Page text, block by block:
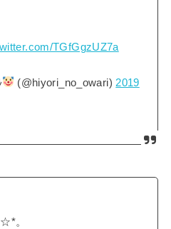
TGfGgzUZ7a
(@hiyori_no_owari) 2019
。